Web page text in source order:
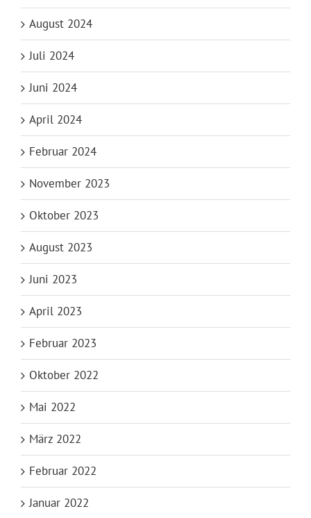
August 2024
Juli 2024
Juni 2024
April 2024
Februar 2024
November 2023
Oktober 2023
August 2023
Juni 2023
April 2023
Februar 2023
Oktober 2022
Mai 2022
März 2022
Februar 2022
Januar 2022